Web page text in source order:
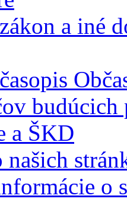
a iné
budúcich
a ŠKD
o